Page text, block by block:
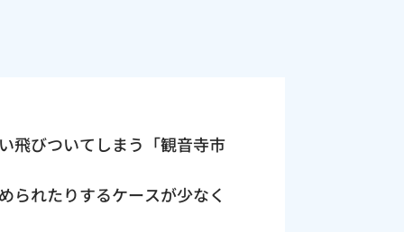
飛びついてしまう「観音寺市
られたりするケースが少なく